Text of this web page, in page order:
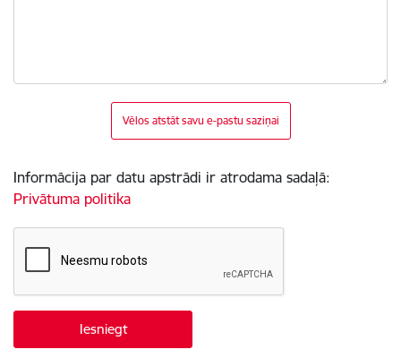
Vēlos atstāt savu e-pastu saziņai
Informācija par datu apstrādi ir atrodama sadaļā:
Privātuma politika